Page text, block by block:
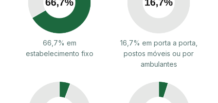
66,7% em
estabelecimento fixo
16,7% em porta a porta,
postos móveis ou por
ambulantes